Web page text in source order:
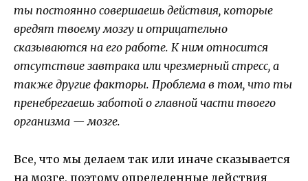
ты постоянно совершаешь действия, которые
вредят твоему мозгу и отрицательно
сказываются на его работе. К ним относится
отсутствие завтрака или чрезмерный стресс, а
также другие факторы. Проблема в том, что ты
пренебрегаешь заботой о главной части твоего
организма — мозге.
Все, что мы делаем так или иначе сказывается
на мозге, поэтому определенные действия